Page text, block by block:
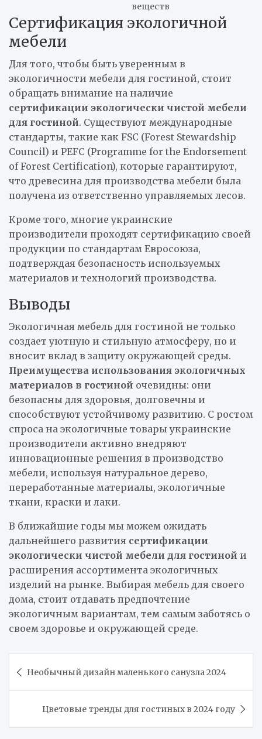
веществ
Сертификация экологичной
мебели
Для того, чтобы быть уверенным в
экологичности мебели для гостиной, стоит
обращать внимание на наличие
сертификации экологически чистой мебели
для гостиной. Существуют международные
стандарты, такие как FSC (Forest Stewardship
Council) и PEFC (Programme for the Endorsement
of Forest Certification), которые гарантируют,
что древесина для производства мебели была
получена из ответственно управляемых лесов.
Кроме того, многие украинские
производители проходят сертификацию своей
продукции по стандартам Евросоюза,
подтверждая безопасность используемых
материалов и технологий производства.
Выводы
Экологичная мебель для гостиной не только
создает уютную и стильную атмосферу, но и
вносит вклад в защиту окружающей среды.
Преимущества использования экологичных
материалов в гостиной очевидны: они
безопасны для здоровья, долговечны и
способствуют устойчивому развитию. С ростом
спроса на экологичные товары украинские
производители активно внедряют
инновационные решения в производство
мебели, используя натуральное дерево,
переработанные материалы, экологичные
ткани, краски и лаки.
В ближайшие годы мы можем ожидать
дальнейшего развития сертификации
экологически чистой мебели для гостиной и
расширения ассортимента экологичных
изделий на рынке. Выбирая мебель для своего
дома, стоит отдавать предпочтение
экологичным вариантам, тем самым заботясь о
своем здоровье и окружающей среде.
Навигация
по Необычный дизайн маленького санузла 2024
Цветовые тренды для гостиных в 2024 году